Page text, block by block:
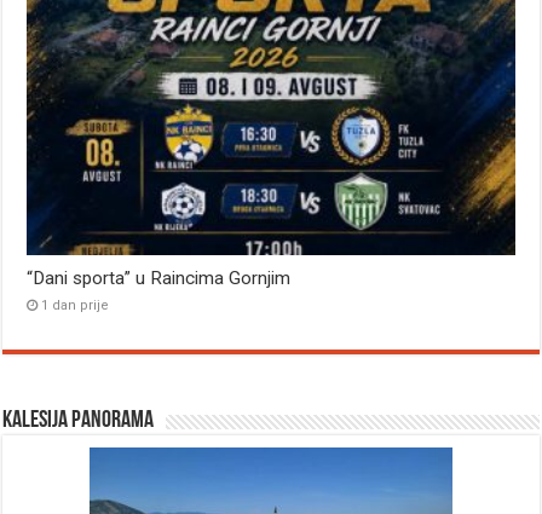
“Dani sporta” u Raincima Gornjim
1 dan prije
Kalesija panorama